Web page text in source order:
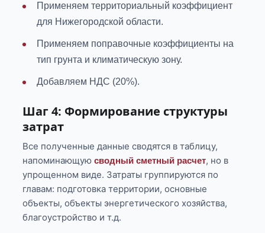
Применяем территориальный коэффициент
для Нижегородской области.
Применяем поправочные коэффициенты на
тип грунта и климатическую зону.
Добавляем НДС (20%).
Шаг 4: Формирование структуры
затрат
Все полученные данные сводятся в таблицу,
напоминающуюсводный сметный расчет, но в
упрощенном виде. Затраты группируются по
главам: подготовка территории, основные
объекты, объекты энергетического хозяйства,
благоустройство и т.д.